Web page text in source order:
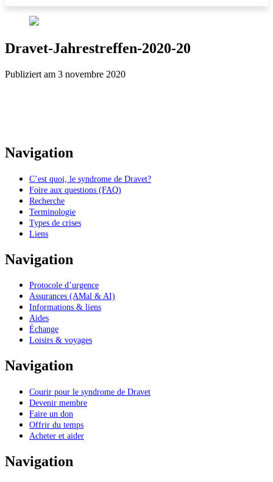
Dravet-Jahrestreffen-2020-20
Publiziert am 3 novembre 2020
Navigation
C’est quoi, le syndrome de Dravet?
Foire aux questions (FAQ)
Recherche
Terminologie
Types de crises
Liens
Navigation
Protocole d’urgence
Assurances (AMal & AI)
Informations & liens
Aides
Échange
Loisirs & voyages
Navigation
Courir pour le syndrome de Dravet
Devenir membre
Faire un don
Offrir du temps
Acheter et aider
Navigation